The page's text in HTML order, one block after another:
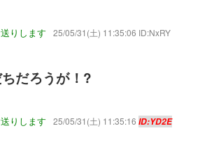
りします 25/05/31(土) 11:35:06 ID:NxRY
だろうが！?
りします 25/05/31(土) 11:35:16 ID:YD2E